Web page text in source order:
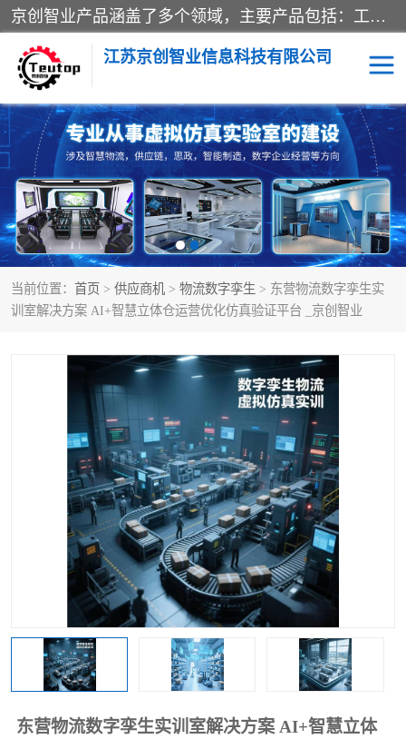
京创智业产品涵盖了多个领域，主要产品包括：工业4.0生产线解决方案，智慧物流综合实训室，教学设备与实验室建设，虚拟仿真实验室等。公司将秉持“创新、执着、诚信、共赢”的理念，以“将服务当作使命”为核心价值观，致力于为客户创造价值，与客户、合作伙伴和员工共同成长。
江苏京创智业信息科技有限公司
当前位置： 首页 > 供应商机 > 物流数字孪生 > 东营物流数字孪生实
训室解决方案 AI+智慧立体仓运营优化仿真验证平台 _京创智业
东营物流数字孪生实训室解决方案 AI+智慧立体
VR物流实训 低碳供应链
生产系统仿真 冷链物流
供应链管理 思政
智慧零售实训 智能制造
物流数字孪生 数字企业经营
工业工程实训室